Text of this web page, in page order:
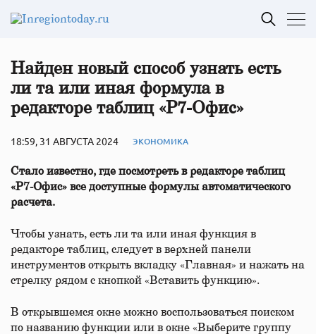
Найден новый способ узнать есть
ли та или иная формула в
редакторе таблиц «Р7-Офис»
18:59, 31 АВГУСТА 2024 ЭКОНОМИКА
Стало известно, где посмотреть в редакторе таблиц
«Р7-Офис» все доступные формулы автоматического
расчета.
Чтобы узнать, есть ли та или иная функция в
редакторе таблиц, следует в верхней панели
инструментов открыть вкладку «Главная» и нажать на
стрелку рядом с кнопкой «Вставить функцию».
В открывшемся окне можно воспользоваться поиском
по названию функции или в окне «Выберите группу